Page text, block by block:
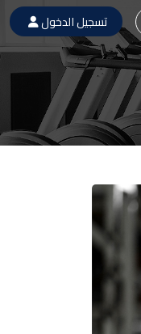
تسجيل الدخول